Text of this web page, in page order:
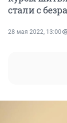
стали с
28 мая 2022, 13:00